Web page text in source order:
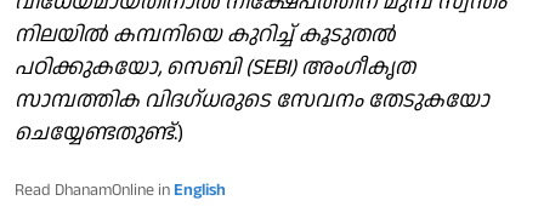
നിലയില്‍ കമ്പനിയെ കുറിച്ച് കൂടുതല്‍
പഠിക്കുകയോ, സെബി (SEBI) അംഗീകൃത
സാമ്പത്തിക വിദഗ്ധരുടെ സേവനം തേടുകയോ
ചെയ്യേണ്ടതുണ്ട്.)
Read DhanamOnline in English